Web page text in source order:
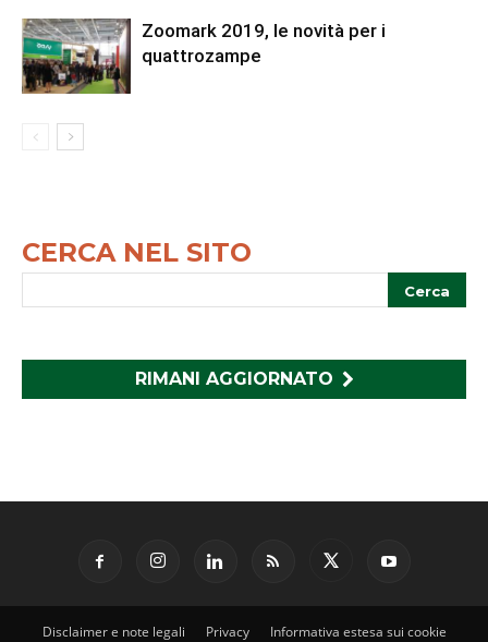
Zoomark 2019, le novità per i
quattrozampe
CERCA NEL SITO
RIMANI AGGIORNATO
Disclaimer e note legali Privacy Informativa estesa sui cookie